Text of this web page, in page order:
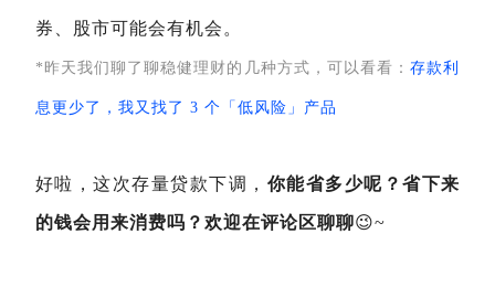
券、股市可能会有机会。
*昨天我们聊了聊稳健理财的几种方式，可以看看： 存款利
息更少了，我又找了 3 个「低风险」产品
好啦，这次存量贷款下调， 你能省多少呢？省下来
的钱会用来消费吗？欢迎在评论区聊聊😉~